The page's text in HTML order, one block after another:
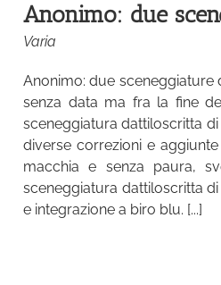
Anonimo: due
Varia
Anonimo: due sceneggiature
senza data ma fra la fine
sceneggiatura dattiloscritta
diverse correzioni e
macchia e senza paura,
sceneggiatura dattiloscritta
e integrazione a biro blu. [...]